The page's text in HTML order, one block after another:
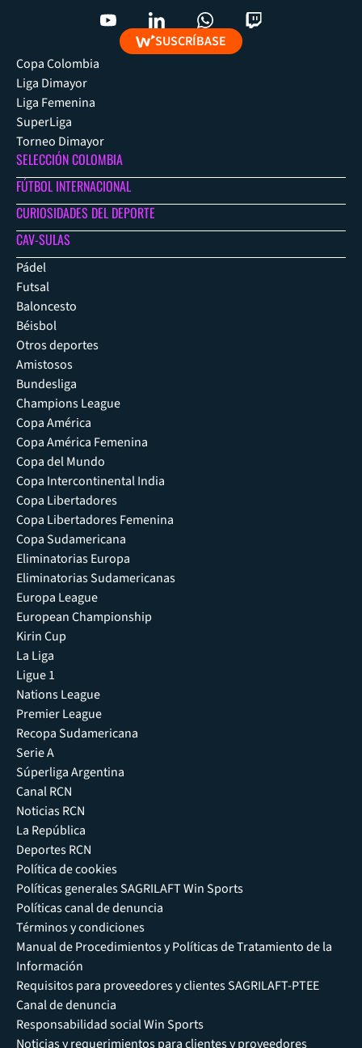
SUSCRÍBASE
Copa Colombia
Liga Dimayor
Liga Femenina
SuperLiga
Torneo Dimayor
SELECCIÓN COLOMBIA
FÚTBOL INTERNACIONAL
CURIOSIDADES DEL DEPORTE
CAV-SULAS
Pádel
Futsal
Baloncesto
Béisbol
Otros deportes
Amistosos
Bundesliga
Champions League
Copa América
Copa América Femenina
Copa del Mundo
Copa Intercontinental India
Copa Libertadores
Copa Libertadores Femenina
Copa Sudamericana
Eliminatorias Europa
Eliminatorias Sudamericanas
Europa League
European Championship
Kirin Cup
La Liga
Ligue 1
Nations League
Premier League
Recopa Sudamericana
Serie A
Súperliga Argentina
Canal RCN
Noticias RCN
La República
Deportes RCN
Política de cookies
Políticas generales SAGRILAFT Win Sports
Políticas canal de denuncia
Términos y condiciones
Manual de Procedimientos y Políticas de Tratamiento de la
Información
Requisitos para proveedores y clientes SAGRILAFT-PTEE
Canal de denuncia
Responsabilidad social Win Sports
Noticias y requerimientos para clientes y proveedores